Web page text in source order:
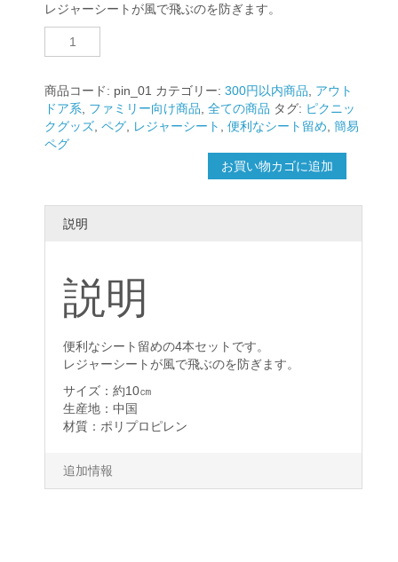
レジャーシートが風で飛ぶのを防ぎます。
留
め
4
本
商品コード: pin_01 カテゴリー: 300円以内商品
アウト
ドア系
ファミリー向け商品 全ての商品 タグ: ピクニッ
クグッズ ペグ レジャーシート 便利なシート留め 簡易
ペグ
お買い物カゴに追加
説明
説明
便利なシート留めの4本セットです。
レジャーシートが風で飛ぶのを防ぎます。
サイズ：約10㎝
生産地：中国
材質：ポリプロピレン
追加情報